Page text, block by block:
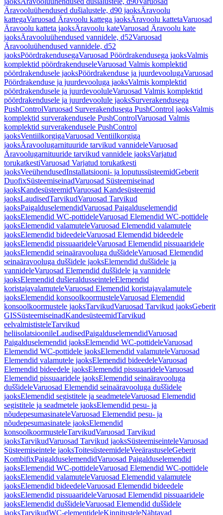
Äravooluühendused dušialustele, d90 jaoksÄravoolu
kattegaVaruosad Äravoolu kattega jaoksÄravoolu kattetaVaruosad
Äravoolu katteta jaoksÄravoolu kateVaruosad Äravoolu kate
jaoksÄravooluühendused vannidele, d52Varuosad
Äravooluühendused vannidele, d52
jaoksPöördrakendusegaVaruosad Pöördrakendusega jaoksValmis
komplektid pöördrakenduseleVaruosad Valmis komplektid
pöördrakendusele jaoksPöördrakenduse ja juurdevoolugaVaruosad
Pöördrakenduse ja juurdevooluga jaoksValmis komplektid
pöördrakendusele ja juurdevooluleVaruosad Valmis komplektid
pöördrakendusele ja juurdevoolule jaoksSurverakendusega
PushControlVaruosad Surverakendusega PushControl jaoksValmis
komplektid surverakendusele PushControlVaruosad Valmis
komplektid surverakendusele PushControl
jaoksVentiilkorgigaVaruosad Ventiilkorgiga
jaoksÄravoolugarnituuride tarvikud vannideleVaruosad
Äravoolugarnituuride tarvikud vannidele jaoksVarjatud
torukatkestiVaruosad Varjatud torukatkesti
jaoksVeeühendusedInstallatsiooni- ja loputussüsteemidGeberit
DuofixSüsteemiseinadVaruosad Süsteemiseinad
jaoksKandesüsteemidVaruosad Kandesüsteemid
jaoksLaudisedTarvikudVaruosad Tarvikud
jaoksPaigalduselemendidVaruosad Paigalduselemendid
jaoksElemendid WC-pottideleVaruosad Elemendid WC-pottidele
jaoksElemendid valamuteleVaruosad Elemendid valamutele
jaoksElemendid bideedeleVaruosad Elemendid bideedele
jaoksElemendid pissuaarideleVaruosad Elemendid pissuaaridele
jaoksElemendid seinaäravooluga duššideleVaruosad Elemendid
seinaäravooluga duššidele jaoksElemendid duššidele ja
vannideleVaruosad Elemendid duššidele ja vannidele
jaoksElemendid dušieraldusseinteleElemendid
koristajavalamuteleVaruosad Elemendid koristajavalamutele
jaoksElemendid konsoolkoormusteleVaruosad Elemendid
konsoolkoormustele jaoksTarvikudVaruosad Tarvikud jaoksGeberit
GISSüsteemiseinadKandesüsteemidTarvikud
eelvalmististeleTarvikud
heliisolatsioonileLaudisedPaigalduselemendidVaruosad
Paigalduselemendid jaoksElemendid WC-pottideleVaruosad
Elemendid WC-pottidele jaoksElemendid valamuteleVaruosad
Elemendid valamutele jaoksElemendid bideedeleVaruosad
Elemendid bideedele jaoksElemendid pissuaarideleVaruosad
Elemendid pissuaaridele jaoksElemendid seinaäravooluga
duššideleVaruosad Elemendid seinaäravooluga duššidele
jaoksElemendid segistitele ja seadmeteleVaruosad Elemendid
segistitele ja seadmetele jaoksElemendid pesu- ja
nõudepesumasinateleVaruosad Elemendid pesu- ja
nõudepesumasinatele jaoksElemendid
konsoolkoormusteleTarvikudVaruosad Tarvikud
jaoksTarvikudVaruosad Tarvikud jaoksSüsteemiseinteleVaruosad
Süsteemiseintele jaoksToitesüsteemideleVeeärastuseleGeberit
KombifixPaigalduselemendidVaruosad Paigalduselemendid
jaoksElemendid WC-pottideleVaruosad Elemendid WC-pottidele
jaoksElemendid valamuteleVaruosad Elemendid valamutele
jaoksElemendid bideedeleVaruosad Elemendid bideedele
jaoksElemendid pissuaarideleVaruosad Elemendid pissuaaridele
jaoksElemendid duššideleVaruosad Elemendid duššidele
jaoksTarvikudWC-elementideleKinnitusteleNähtavad